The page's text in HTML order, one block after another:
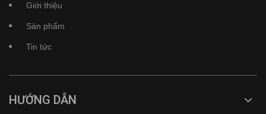
Giới thiệu
Sản phẩm
Tin tức
HƯỚNG DẪN